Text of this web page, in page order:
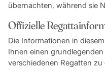
übernachten, während sie
Offizielle
Die Informationen in
Ihnen einen
verschiedenen Regatten zu